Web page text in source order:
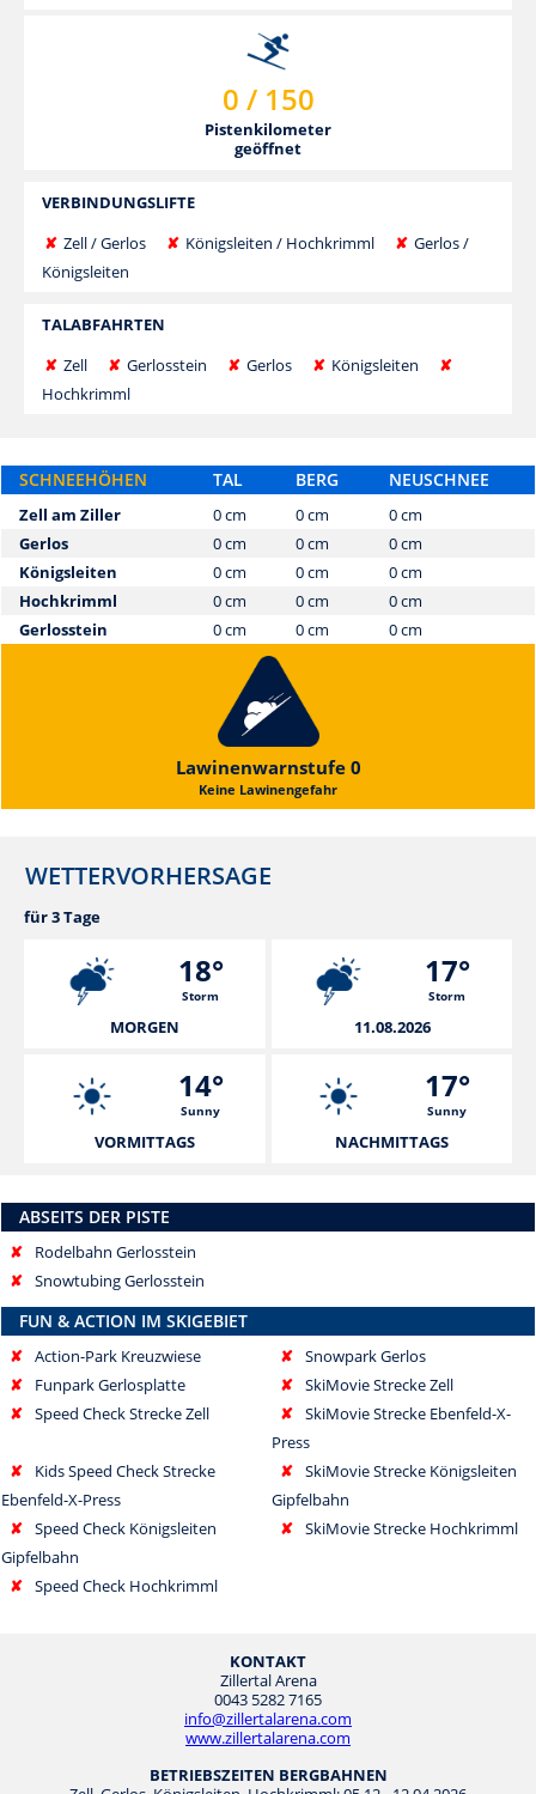
0 / 150
Pistenkilometer
geöffnet
VERBINDUNGSLIFTE
✘ Zell / Gerlos ✘ Königsleiten / Hochkrimml ✘ Gerlos /
Königsleiten
TALABFAHRTEN
✘ Zell ✘ Gerlosstein ✘ Gerlos ✘ Königsleiten
✘
Hochkrimml
SCHNEEHÖHEN TAL BERG NEUSCHNEE
Zell am Ziller 0 cm 0 cm
0 cm
Gerlos
0 cm 0 cm
0 cm
Königsleiten
0 cm 0 cm
0 cm
Hochkrimml
0 cm 0 cm
0 cm
Gerlosstein
0 cm 0 cm 0 cm
Lawinenwarnstufe 0
Keine Lawinengefahr
WETTERVORHERSAGE
für 3 Tage
18°
Storm
MORGEN
17°
Storm
11.08.2026
14°
Sunny
VORMITTAGS
17°
Sunny
NACHMITTAGS
ABSEITS DER PISTE
✘
Rodelbahn Gerlosstein
✘ Snowtubing Gerlosstein
FUN & ACTION IM SKIGEBIET
✘ Action-Park Kreuzwiese ✘ Snowpark Gerlos
✘
Funpark Gerlosplatte ✘ SkiMovie Strecke Zell
✘ Speed Check Strecke Zell ✘ SkiMovie Strecke Ebenfeld-X-
Press
✘
Kids Speed Check Strecke
Ebenfeld-X-Press
✘ SkiMovie Strecke Königsleiten
Gipfelbahn
✘ Speed Check Königsleiten
Gipfelbahn
✘ SkiMovie Strecke Hochkrimml
✘ Speed Check Hochkrimml
KONTAKT
Zillertal Arena
0043 5282 7165
info@zillertalarena.com
www.zillertalarena.com
BETRIEBSZEITEN BERGBAHNEN